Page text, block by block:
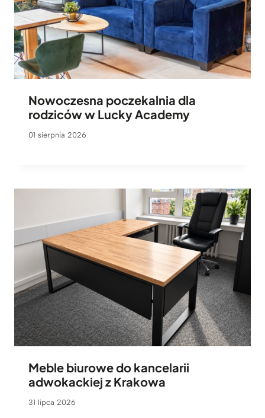
Nowoczesna poczekalnia dla
rodziców w Lucky Academy
01 sierpnia 2026
Meble biurowe do kancelarii
adwokackiej z Krakowa
31 lipca 2026